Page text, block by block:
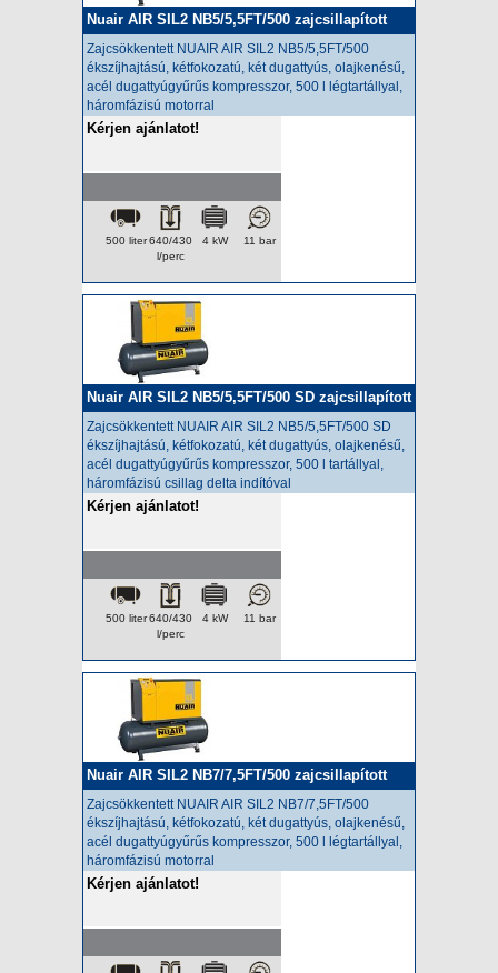
Nuair AIR SIL2 NB5/5,5FT/500 zajcsillapított
kompresszor
Zajcsökkentett NUAIR AIR SIL2 NB5/5,5FT/500
ékszíjhajtású, kétfokozatú, két dugattyús, olajkenésű,
acél dugattyúgyűrűs kompresszor, 500 l légtartállyal,
háromfázisú motorral
Kérjen ajánlatot!
11 bar
4 kW
640/430
l/perc
500 liter
Nuair AIR SIL2 NB5/5,5FT/500 SD zajcsillapított
kompresszor
Zajcsökkentett NUAIR AIR SIL2 NB5/5,5FT/500 SD
ékszíjhajtású, kétfokozatú, két dugattyús, olajkenésű,
acél dugattyúgyűrűs kompresszor, 500 l tartállyal,
háromfázisú csillag delta indítóval
Kérjen ajánlatot!
11 bar
4 kW
640/430
l/perc
500 liter
Nuair AIR SIL2 NB7/7,5FT/500 zajcsillapított
kompresszor
Zajcsökkentett NUAIR AIR SIL2 NB7/7,5FT/500
ékszíjhajtású, kétfokozatú, két dugattyús, olajkenésű,
acél dugattyúgyűrűs kompresszor, 500 l légtartállyal,
háromfázisú motorral
Kérjen ajánlatot!